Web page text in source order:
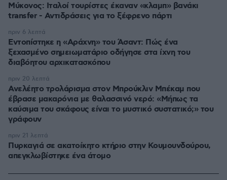
Μύκονος: Ιταλοί τουρίστες έκαναν «κλαμπ» βανάκι
transfer - Αντιδράσεις για το ξέφρενο πάρτι
Εντοπίστηκε η «Αράχνη» του Άσαντ: Πώς ένα
ξεχασμένο σημειωματάριο οδήγησε στα ίχνη του
διαβόητου αρχικατασκόπου
πριν 6 λεπτά
Ανελέητο τρολάρισμα στον Μπρούκλιν Μπέκαμ που
έβρασε μακαρόνια με θαλασσινό νερό: «Μήπως τα
καύσιμα του σκάφους είναι το μυστικό συστατικό;» του
γράφουν
πριν 20 λεπτά
Πυρκαγιά σε ακατοίκητο κτήριο στην Κουμουνδούρου,
απεγκλωβίστηκε ένα άτομο
πριν 21 λεπτά